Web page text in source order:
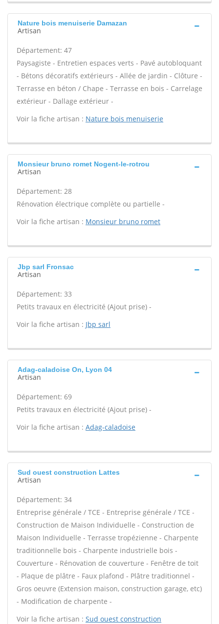
Nature bois menuiserie Damazan
Artisan
Département: 47
Paysagiste - Entretien espaces verts - Pavé autobloquant
- Bétons décoratifs extérieurs - Allée de jardin - Clôture -
Terrasse en béton / Chape - Terrasse en bois - Carrelage
extérieur - Dallage extérieur -
Voir la fiche artisan : Nature bois menuiserie
Monsieur bruno romet Nogent-le-rotrou
Artisan
Département: 28
Rénovation électrique complète ou partielle -
Voir la fiche artisan : Monsieur bruno romet
Jbp sarl Fronsac
Artisan
Département: 33
Petits travaux en électricité (Ajout prise) -
Voir la fiche artisan : Jbp sarl
Adag-caladoise On, Lyon 04
Artisan
Département: 69
Petits travaux en électricité (Ajout prise) -
Voir la fiche artisan : Adag-caladoise
Sud ouest construction Lattes
Artisan
Département: 34
Entreprise générale / TCE - Entreprise générale / TCE -
Construction de Maison Individuelle - Construction de
Maison Individuelle - Terrasse tropézienne - Charpente
traditionnelle bois - Charpente industrielle bois -
Couverture - Rénovation de couverture - Fenêtre de toit
- Plaque de plâtre - Faux plafond - Plâtre traditionnel -
Gros oeuvre (Extension maison, construction garage, etc)
- Modification de charpente -
Voir la fiche artisan : Sud ouest construction